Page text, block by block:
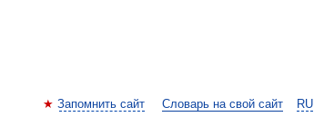
RU
Запомнить сайт Словарь на свой сайт